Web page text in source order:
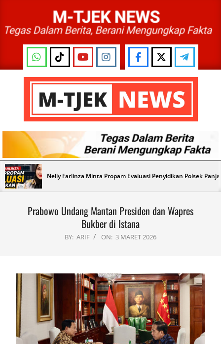
content
M-
TJEK
NEWS
Primary
Navigation
Menu
Nelly Farlinza Minta Propam Evaluasi Penyidikan Polsek
Prabowo Undang Mantan Presiden dan Wapres
Bukber di Istana
BY: ARIF ON: 3 MARET 2026